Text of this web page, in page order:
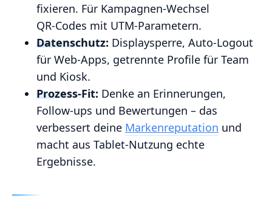
fixieren. Für Kampagnen‑Wechsel
QR‑Codes mit UTM‑Parametern.
Datenschutz: Displaysperre, Auto‑Logout
für Web‑Apps, getrennte Profile für Team
und Kiosk.
Prozess‑Fit: Denke an Erinnerungen,
Follow‑ups und Bewertungen – das
verbessert deine Markenreputation und
macht aus Tablet‑Nutzung echte
Ergebnisse.